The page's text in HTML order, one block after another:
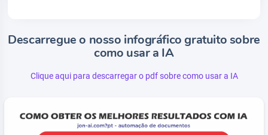
Descarregue o nosso infográfico gratuito sobre
como usar a IA
Clique aqui para descarregar o pdf sobre como usar a IA